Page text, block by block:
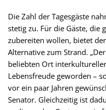
Die Zahl der Tagesgäste
stetig zu. Für die Gäste, die
zubereiten wollen, bietet
Alternative zum Strand.
beliebten Ort
Lebensfreude geworden –
vor ein paar Jahren
Senator. Gleichzeitig ist